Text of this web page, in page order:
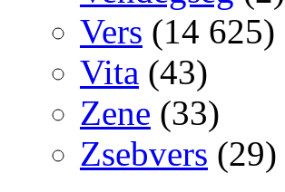
Vers (14 625)
Vita (43)
Zene (33)
Zsebvers (29)